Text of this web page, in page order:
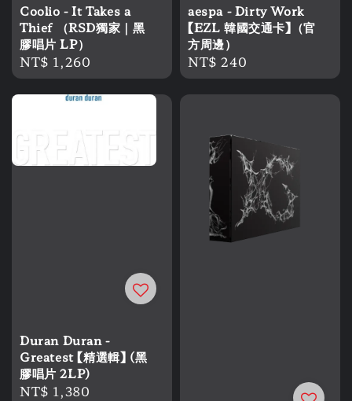
Coolio - It Takes a
Thief （RSD獨家｜黑
膠唱片 LP）
Regular
price
NT$ 1,260
aespa - Dirty Work
【EZL 韓國交通卡】（官
方周邊）
Regular
price
NT$ 240
Duran Duran -
Greatest 【精選輯】 (黑
膠唱片 2LP)
Regular
NT$ 1,380